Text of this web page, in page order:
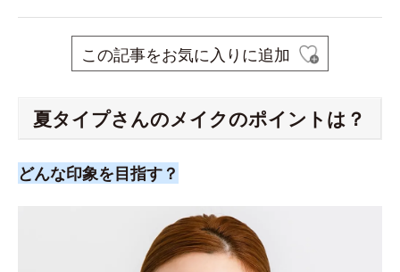
この記事をお気に入りに追加
夏タイプさんのメイクのポイントは？
どんな印象を目指す？